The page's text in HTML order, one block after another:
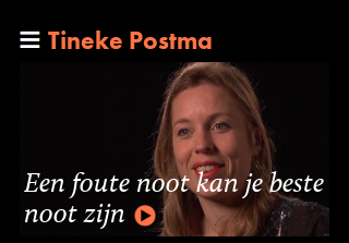
Tineke Postma
Een foute noot kan je beste
noot zijn